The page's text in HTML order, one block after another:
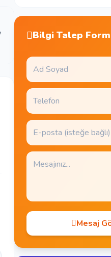
Bilgi Talep
Mesaj